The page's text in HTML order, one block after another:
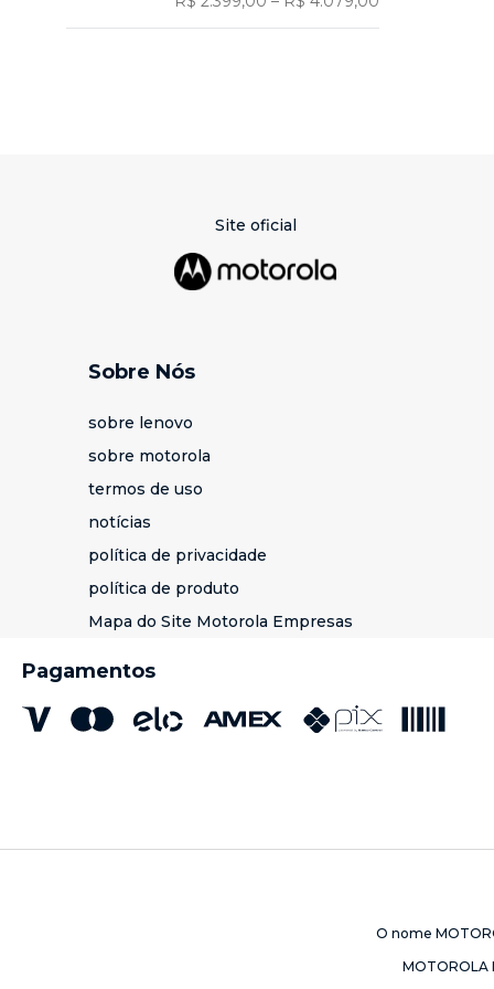
Site oficial
Sobre Nós
sobre lenovo
sobre motorola
termos de uso
notícias
política de privacidade
política de produto
Mapa do Site Motorola Empresas
Pagamentos
O nome
MOTOROLA